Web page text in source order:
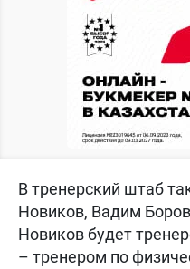
В тренерский штаб
Новиков, Вадим
Новиков будет
– тренером по